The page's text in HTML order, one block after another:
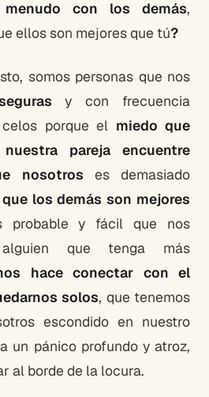
con los demás,
ellos son mejores que tú?
somos personas que nos
y con frecuencia
porque el miedo que
pareja encuentre
nosotros es demasiado
los demás son mejores
probable y fácil que nos
que tenga más
hace conectar con el
solos, que tenemos
escondido en nuestro
un pánico profundo y atroz,
al borde de la locura.